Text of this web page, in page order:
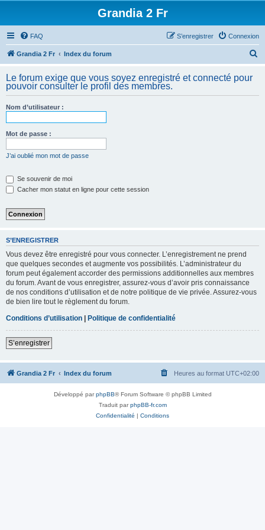
Grandia 2 Fr
FAQ Connexion
S’enregistrer
Grandia 2 Fr Index du forum
h
Le forum exige que vous soyez enregistré et connecté pour
pouvoir consulter le profil des membres.
Nom d’utilisateur :
Mot de passe :
J’ai oublié mon mot de passe
Se souvenir de moi
Cacher mon statut en ligne pour cette session
S’ENREGISTRER
Vous devez être enregistré pour vous connecter. L’enregistrement ne prend
que quelques secondes et augmente vos possibilités. L’administrateur du
forum peut également accorder des permissions additionnelles aux membres
du forum. Avant de vous enregistrer, assurez-vous d’avoir pris connaissance
de nos conditions d’utilisation et de notre politique de vie privée. Assurez-vous
de bien lire tout le règlement du forum.
Conditions d’utilisation | Politique de confidentialité
S’enregistrer
Grandia 2 Fr Index du forum Heures au format UTC+02:00
Développé parphpBB® Forum Software © phpBB Limited
Traduit parphpBB-fr.com
Confidentialité | Conditions